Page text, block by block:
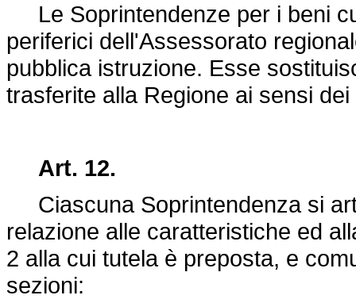
Le Soprintendenze per i beni
periferici dell'Assessorato
pubblica istruzione. Esse
trasferite alla Regione ai sensi
Art. 12.
Ciascuna Soprintendenza si
relazione alle caratteristiche ed
2 alla cui tutela è preposta, e
sezioni: